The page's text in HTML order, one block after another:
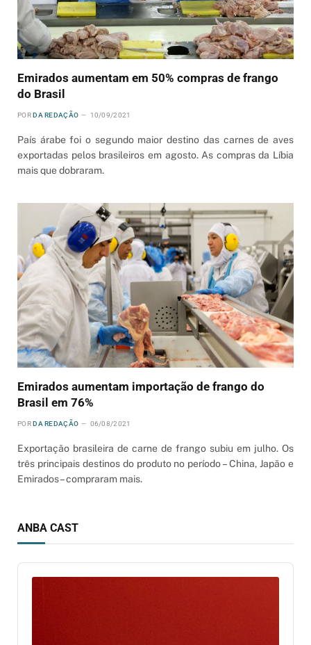
Emirados aumentam em 50% compras de frango
do Brasil
POR DA REDAÇÃO 10/09/2021
País árabe foi o segundo maior destino das carnes de aves
exportadas pelos brasileiros em agosto. As compras da Líbia
mais que dobraram.
Emirados aumentam importação de frango do
Brasil em 76%
POR DA REDAÇÃO 06/08/2021
Exportação brasileira de carne de frango subiu em julho. Os
três principais destinos do produto no período – China, Japão e
Emirados – compraram mais.
ANBA CAST
Audio
Player